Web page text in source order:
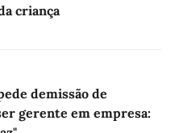
criança
demissão de
gerente em empresa: